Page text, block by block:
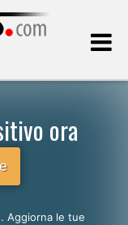
ora
Aggiorna le tue